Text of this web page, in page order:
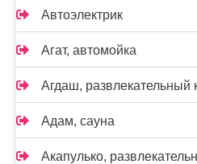
Автоэлектрик
Агат, автомойка
Агдаш, развлекательный
Адам, сауна
Акапулько,